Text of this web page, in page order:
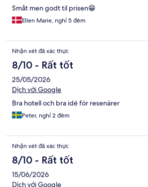
Småt men godt til prisen😁
Ellen Marie, nghỉ 5 đêm
Nhận xét đã xác thực
8/10 - Rất tốt
25/05/2026
Dịch với Google
Bra hotell och bra idé för resenärer
Peter, nghỉ 2 đêm
Nhận xét đã xác thực
8/10 - Rất tốt
15/06/2026
Dịch với Google